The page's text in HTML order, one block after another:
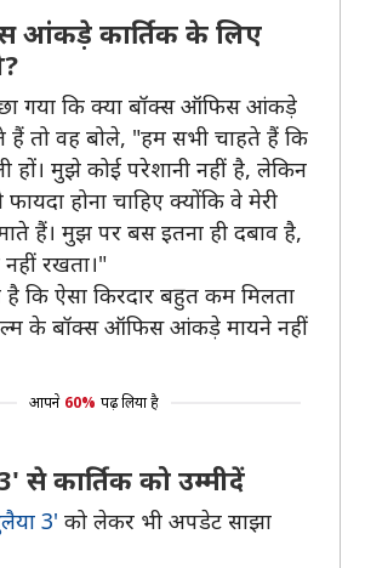
आंकड़े कार्तिक के लिए
गया कि क्या बॉक्स ऑफिस आंकड़े
हैं तो वह बोले, "हम सभी चाहते हैं कि
हों। मुझे कोई परेशानी नहीं है, लेकिन
फायदा होना चाहिए क्योंकि वे मेरी
हैं। मुझ पर बस इतना ही दबाव है,
रखता।"
है कि ऐसा किरदार बहुत कम मिलता
के बॉक्स ऑफिस आंकड़े मायने नहीं
आपने 60% पढ़ लिया है
कार्तिक को उम्मीदें
3' को लेकर भी अपडेट साझा